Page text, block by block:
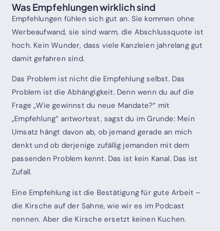
Was Empfehlungen wirklich sind
Empfehlungen fühlen sich gut an. Sie kommen ohne
Werbeaufwand, sie sind warm, die Abschlussquote ist
hoch. Kein Wunder, dass viele Kanzleien jahrelang gut
damit gefahren sind.
Das Problem ist nicht die Empfehlung selbst. Das
Problem ist die Abhängigkeit. Denn wenn du auf die
Frage „Wie gewinnst du neue Mandate?“ mit
„Empfehlung“ antwortest, sagst du im Grunde: Mein
Umsatz hängt davon ab, ob jemand gerade an mich
denkt und ob derjenige zufällig jemanden mit dem
passenden Problem kennt. Das ist kein Kanal. Das ist
Zufall.
Eine Empfehlung ist die Bestätigung für gute Arbeit –
die Kirsche auf der Sahne, wie wir es im Podcast
nennen. Aber die Kirsche ersetzt keinen Kuchen.